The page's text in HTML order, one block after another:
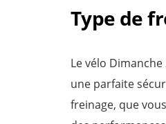
Type de
Le vélo
une parfaite
freinage, que